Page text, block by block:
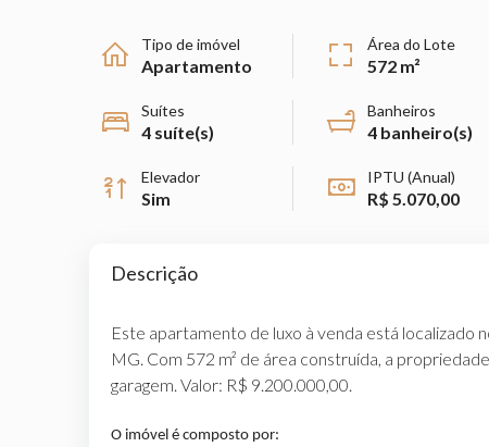
Tipo de imóvel
Apartamento
Área do Lote
572 m²
Suítes
4 suíte(s)
Banheiros
4 banheiro(s)
Elevador
Sim
IPTU (Anual)
R$ 5.070,00
Descrição
Este apartamento de luxo à venda está localizado
MG. Com 572 m² de área construída, a
garagem. Valor: R$ 9.200.000,00.
O imóvel é composto por: